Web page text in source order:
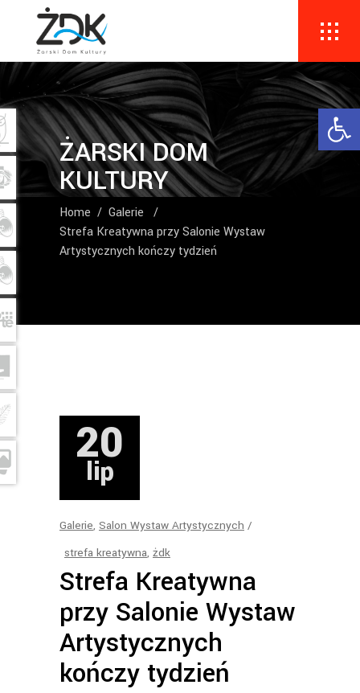
ŻARSKI DOM
KULTURY
Home / Galerie
/
Strefa Kreatywna przy Salonie Wystaw
Artystycznych kończy tydzień
20
lip
Galerie, Salon Wystaw Artystycznych
strefa kreatywna, żdk
Strefa Kreatywna
przy Salonie Wystaw
Artystycznych
kończy tydzień